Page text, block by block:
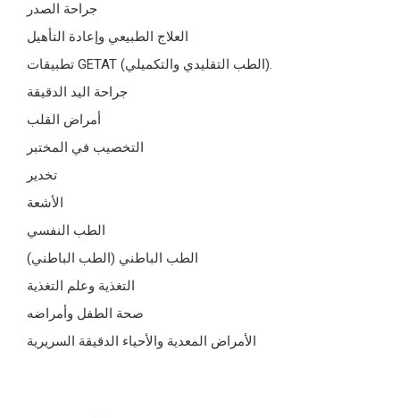
جراحة الصدر
العلاج الطبيعي وإعادة التأهيل
تطبيقات GETAT (الطب التقليدي والتكميلي).
جراحة اليد الدقيقة
أمراض القلب
التخصيب في المختبر
تخدير
الأشعة
الطب النفسي
الطب الباطني (الطب الباطني)
التغذية وعلم التغذية
صحة الطفل وأمراضه
الأمراض المعدية والأحياء الدقيقة السريرية